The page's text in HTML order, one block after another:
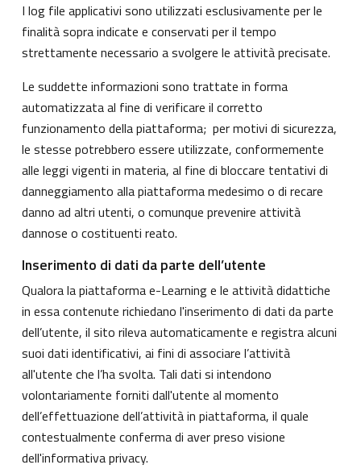
I log file applicativi sono utilizzati esclusivamente per le
finalità sopra indicate e conservati per il tempo
strettamente necessario a svolgere le attività precisate.
Le suddette informazioni sono trattate in forma
automatizzata al fine di verificare il corretto
funzionamento della piattaforma; per motivi di sicurezza,
le stesse potrebbero essere utilizzate, conformemente
alle leggi vigenti in materia, al fine di bloccare tentativi di
danneggiamento alla piattaforma medesimo o di recare
danno ad altri utenti, o comunque prevenire attività
dannose o costituenti reato.
Inserimento di dati da parte dell’utente
Qualora la piattaforma e-Learning e le attività didattiche
in essa contenute richiedano l'inserimento di dati da parte
dell’utente, il sito rileva automaticamente e registra alcuni
suoi dati identificativi, ai fini di associare l’attività
all'utente che l’ha svolta. Tali dati si intendono
volontariamente forniti dall'utente al momento
dell’effettuazione dell’attività in piattaforma, il quale
contestualmente conferma di aver preso visione
dell'informativa privacy.